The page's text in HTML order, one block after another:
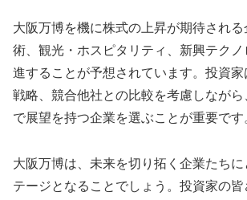
大阪万博を機に株式の上昇が期待され
術、観光・ホスピタリティ、新興テク
進することが予想されています。投資
戦略、競合他社との比較を考慮しなが
で展望を持つ企業を選ぶことが重要です
大阪万博は、未来を切り拓く企業たち
テージとなることでしょう。投資家の